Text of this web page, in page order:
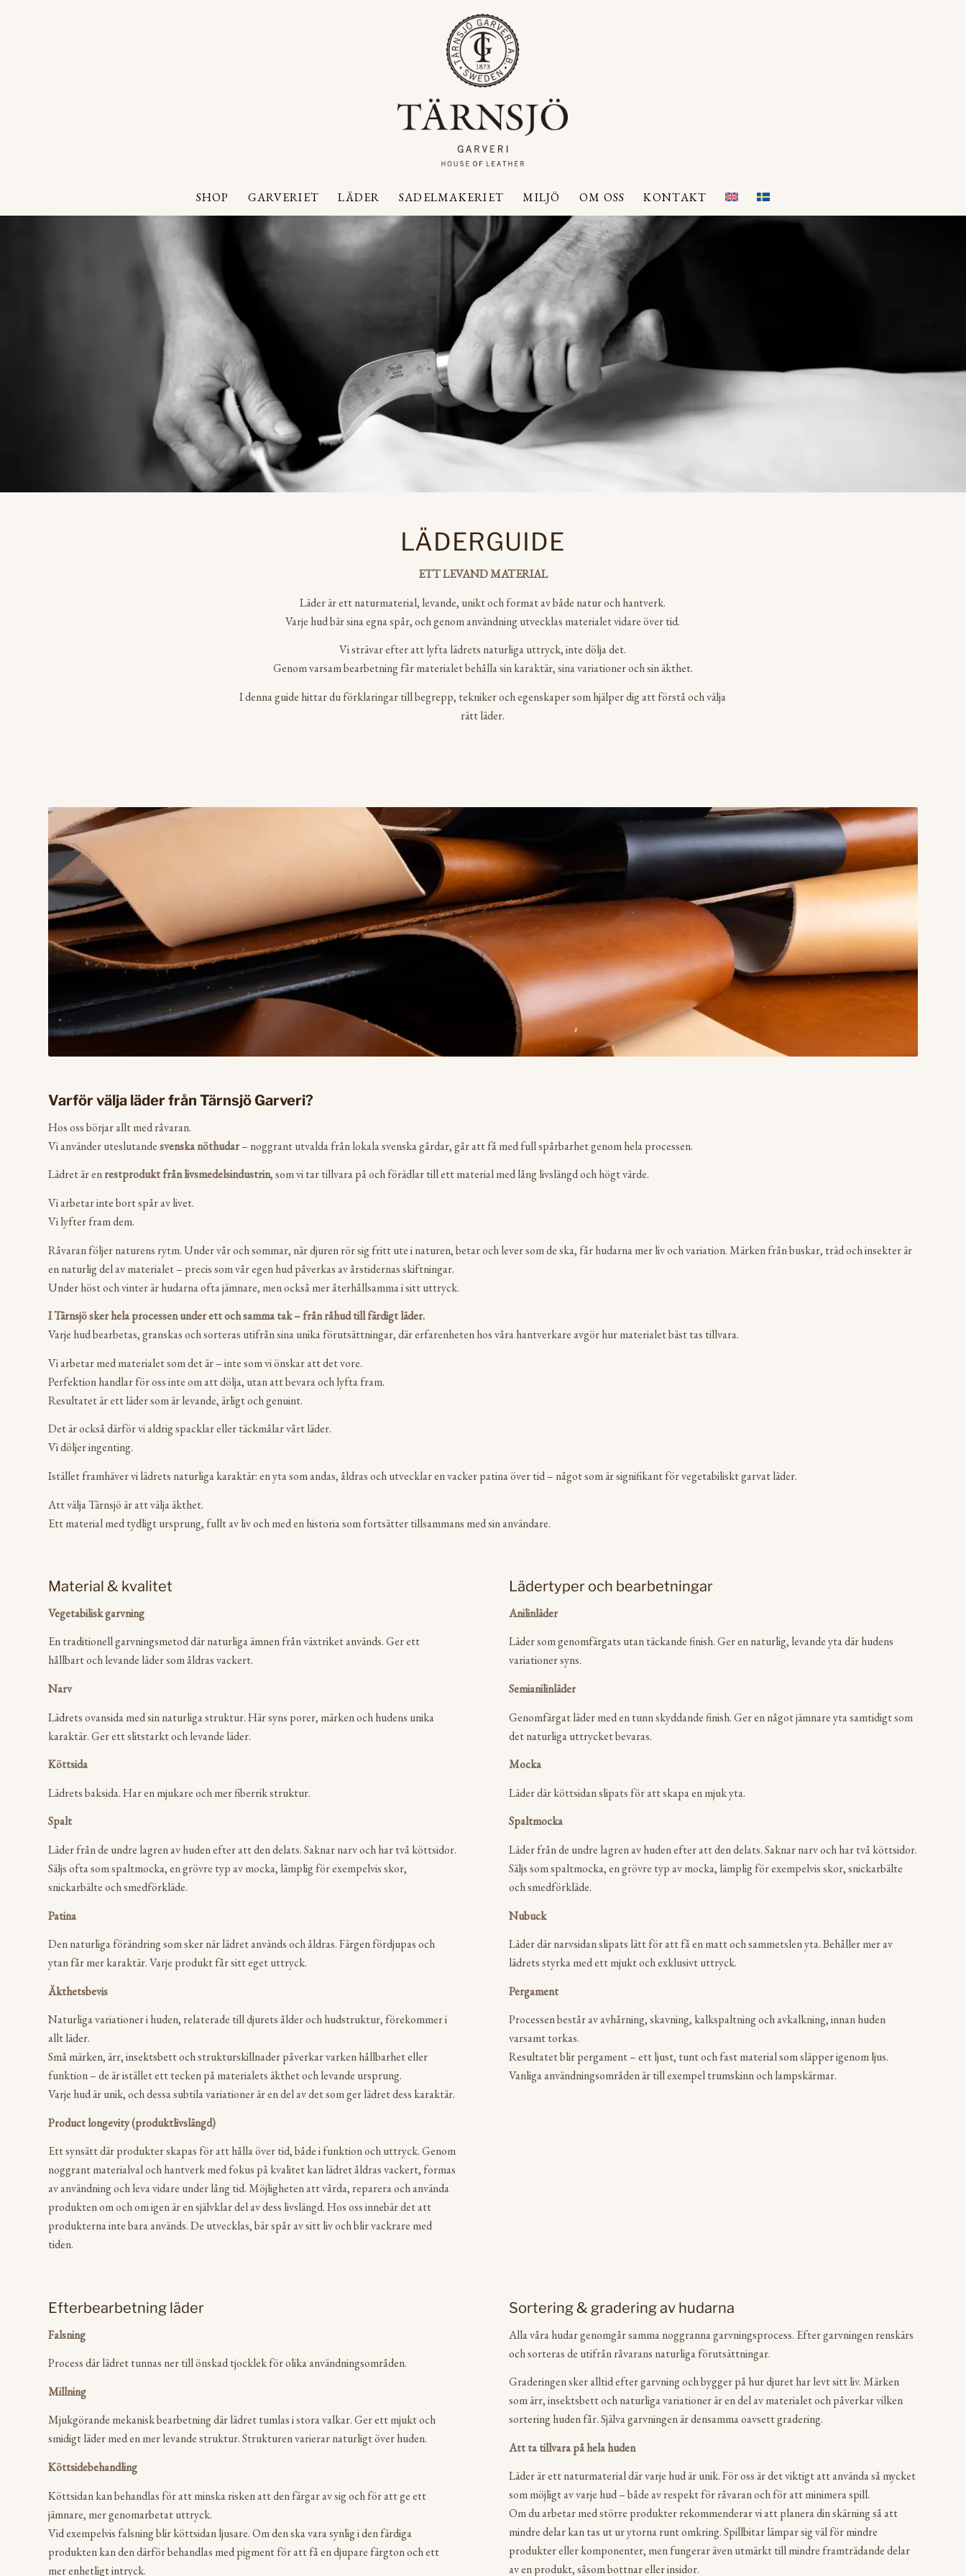
SHOP GARVERIET LÄDER SADELMAKERIET MILJÖ OM OSS KONTAKT
LÄDERGUIDE
ETT LEVAND MATERIAL
Läder är ett naturmaterial, levande, unikt och format av både natur och hantverk.
Varje hud bär sina egna spår, och genom användning utvecklas materialet vidare över tid.
Vi strävar efter att lyfta lädrets naturliga uttryck, inte dölja det.
Genom varsam bearbetning får materialet behålla sin karaktär, sina variationer och sin äkthet.
I denna guide hittar du förklaringar till begrepp, tekniker och egenskaper som hjälper dig att förstå och välja
rätt läder.
Varför välja läder från Tärnsjö Garveri?
Hos oss börjar allt med råvaran.
Vi använder uteslutandesvenska nöthudar– noggrant utvalda från lokala svenska gårdar, går att få med full spårbarhet genom hela processen.
Lädret är enrestprodukt från livsmedelsindustrin, som vi tar tillvara på och förädlar till ett material med lång livslängd och högt värde.
Vi arbetar inte bort spår av livet.
Vi lyfter fram dem.
Råvaran följer naturens rytm. Under vår och sommar, när djuren rör sig fritt ute i naturen, betar och lever som de ska, får hudarna mer liv och variation. Märken från buskar, träd och insekter är
en naturlig del av materialet – precis som vår egen hud påverkas av årstidernas skiftningar.
Under höst och vinter är hudarna ofta jämnare, men också mer återhållsamma i sitt uttryck.
I Tärnsjö sker hela processen under ett och samma tak – från råhud till färdigt läder.
Varje hud bearbetas, granskas och sorteras utifrån sina unika förutsättningar, där erfarenheten hos våra hantverkare avgör hur materialet bäst tas tillvara.
Vi arbetar med materialet som det är – inte som vi önskar att det vore.
Perfektion handlar för oss inte om att dölja, utan att bevara och lyfta fram.
Resultatet är ett läder som är levande, ärligt och genuint.
Det är också därför vi aldrig spacklar eller täckmålar vårt läder.
Vi döljer ingenting.
Istället framhäver vi lädrets naturliga karaktär: en yta som andas, åldras och utvecklar en vacker patina över tid – något som är signifikant för vegetabiliskt garvat läder.
Att välja Tärnsjö är att välja äkthet.
Ett material med tydligt ursprung, fullt av liv och med en historia som fortsätter tillsammans med sin användare.
Material & kvalitet
Vegetabilisk garvning
En traditionell garvningsmetod där naturliga ämnen från växtriket används. Ger ett
hållbart och levande läder som åldras vackert.
Narv
Lädrets ovansida med sin naturliga struktur. Här syns porer, märken och hudens unika
karaktär. Ger ett slitstarkt och levande läder.
Köttsida
Lädrets baksida. Har en mjukare och mer fiberrik struktur.
Spalt
Läder från de undre lagren av huden efter att den delats. Saknar narv och har två köttsidor.
Säljs ofta som spaltmocka, en grövre typ av mocka, lämplig för exempelvis skor,
snickarbälte och smedförkläde.
Patina
Den naturliga förändring som sker när lädret används och åldras. Färgen fördjupas och
ytan får mer karaktär. Varje produkt får sitt eget uttryck.
Äkthetsbevis
Naturliga variationer i huden, relaterade till djurets ålder och hudstruktur, förekommer i
allt läder.
Små märken, ärr, insektsbett och strukturskillnader påverkar varken hållbarhet eller
funktion – de är istället ett tecken på materialets äkthet och levande ursprung.
Varje hud är unik, och dessa subtila variationer är en del av det som ger lädret dess karaktär.
Product longevity (produktlivslängd)
Ett synsätt där produkter skapas för att hålla över tid, både i funktion och uttryck. Genom
noggrant materialval och hantverk med fokus på kvalitet kan lädret åldras vackert, formas
av användning och leva vidare under lång tid. Möjligheten att vårda, reparera och använda
produkten om och om igen är en självklar del av dess livslängd. Hos oss innebär det att
produkterna inte bara används. De utvecklas, bär spår av sitt liv och blir vackrare med
tiden.
Lädertyper och bearbetningar
Anilinläder
Läder som genomfärgats utan täckande finish. Ger en naturlig, levande yta där hudens
variationer syns.
Semianilinläder
Genomfärgat läder med en tunn skyddande finish. Ger en något jämnare yta samtidigt som
det naturliga uttrycket bevaras.
Mocka
Läder där köttsidan slipats för att skapa en mjuk yta.
Spaltmocka
Läder från de undre lagren av huden efter att den delats. Saknar narv och har två köttsidor.
Säljs som spaltmocka, en grövre typ av mocka, lämplig för exempelvis skor, snickarbälte
och smedförkläde.
Nubuck
Läder där narvsidan slipats lätt för att få en matt och sammetslen yta. Behåller mer av
lädrets styrka med ett mjukt och exklusivt uttryck.
Pergament
Processen består av avhårning, skavning, kalkspaltning och avkalkning, innan huden
varsamt torkas.
Resultatet blir pergament – ett ljust, tunt och fast material som släpper igenom ljus.
Vanliga användningsområden är till exempel trumskinn och lampskärmar.
Efterbearbetning läder
Falsning
Process där lädret tunnas ner till önskad tjocklek för olika användningsområden.
Millning
Mjukgörande mekanisk bearbetning där lädret tumlas i stora valkar. Ger ett mjukt och
smidigt läder med en mer levande struktur. Strukturen varierar naturligt över huden.
Köttsidebehandling
Köttsidan kan behandlas för att minska risken att den färgar av sig och för att ge ett
jämnare, mer genomarbetat uttryck.
Vid exempelvis falsning blir köttsidan ljusare. Om den ska vara synlig i den färdiga
produkten kan den därför behandlas med pigment för att få en djupare färgton och ett
mer enhetligt intryck.
Sortering & gradering av hudarna
Alla våra hudar genomgår samma noggranna garvningsprocess. Efter garvningen renskärs
och sorteras de utifrån råvarans naturliga förutsättningar.
Graderingen sker alltid efter garvning och bygger på hur djuret har levt sitt liv. Märken
som ärr, insektsbett och naturliga variationer är en del av materialet och påverkar vilken
sortering huden får. Själva garvningen är densamma oavsett gradering.
Att ta tillvara på hela huden
Läder är ett naturmaterial där varje hud är unik. För oss är det viktigt att använda så mycket
som möjligt av varje hud – både av respekt för råvaran och för att minimera spill.
Om du arbetar med större produkter rekommenderar vi att planera din skärning så att
mindre delar kan tas ut ur ytorna runt omkring. Spillbitar lämpar sig väl för mindre
produkter eller komponenter, men fungerar även utmärkt till mindre framträdande delar
av en produkt, såsom bottnar eller insidor.